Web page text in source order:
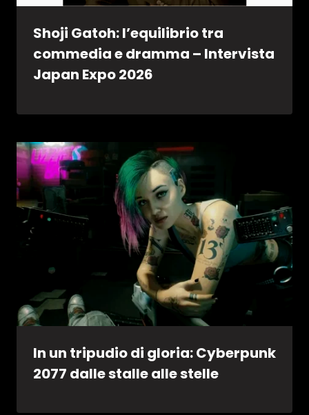
Shoji Gatoh: l’equilibrio tra
commedia e dramma – Intervista
Japan Expo 2026
In un tripudio di gloria: Cyberpunk
2077 dalle stalle alle stelle